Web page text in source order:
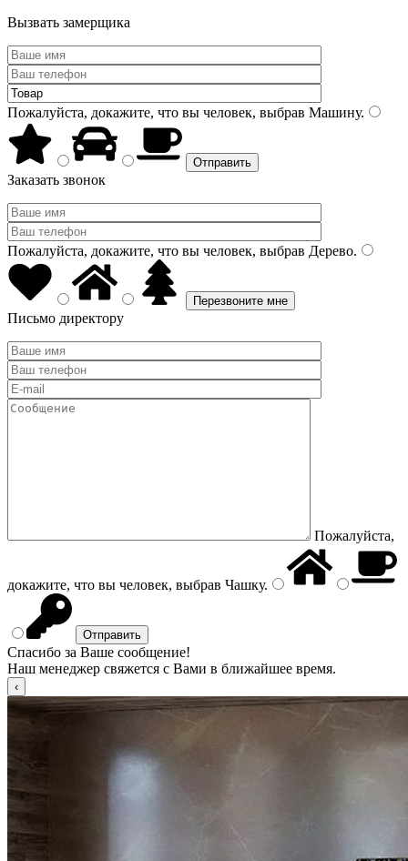
Вызвать замерщика
Пожалуйста, докажите, что вы человек, выбрав Машину.
Заказать звонок
Пожалуйста, докажите, что вы человек, выбрав Дерево.
Письмо директору
Пожалуйста,
докажите, что вы человек, выбрав Чашку.
Спасибо за Ваше сообщение!
Наш менеджер свяжется с Вами в ближайшее время.